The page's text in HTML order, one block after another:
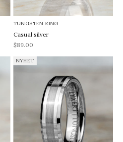
TUNGSTEN RING
Casual silver
REA-pris
$89.00
NYHET